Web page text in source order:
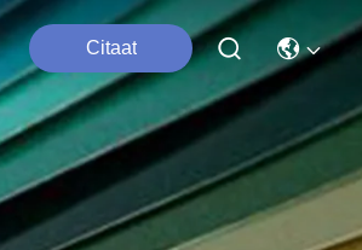
Citaat